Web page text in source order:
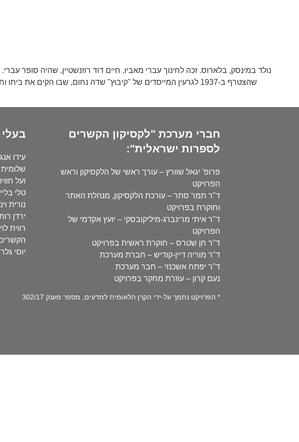
שהצטרף ב-1937 לגרעין המייסדים של "קיבוץ" שדה נחום, שבו
חברי מערכת "לקסיקון הקשרים
לספרות ישראלית":
פרופ' יגאל שוורץ – עורך ראשי של הלקסיקון וראש
הפרויקט
ד"ר תמר סתר – עורכת הלקסיקון, מנהלת האתר
וחוקרת בפרויקט
ד"ר איתי מרינברג-מיליקובסקי – יועץ אקדמי של
הפרויקט
ד"ר חן שטרס – חוקרת ראשית בפרויקט
ד"ר מוריה דיין-קודיש – חברת מערכת
ד"ר יפתח אשכנזי – חבר מערכת
נעם קרון – עוזרת מחקר בפרויקט
עידו
ועל
טלי
נורית
ירדן רותם
רווית
יוסי
* הפרויקט נתמך על-ידי הקרן הלאומית למדעים, מספר מענק 302/17